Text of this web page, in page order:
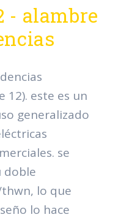
- alambre
este es un
generalizado
se
doble
lo que
lo hace